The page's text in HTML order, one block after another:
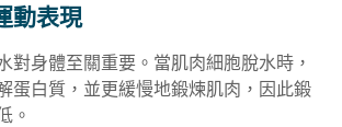
動表現
對身體至關重要。當肌肉細胞脫水時，
蛋白質，並更緩慢地鍛煉肌肉，因此鍛
。